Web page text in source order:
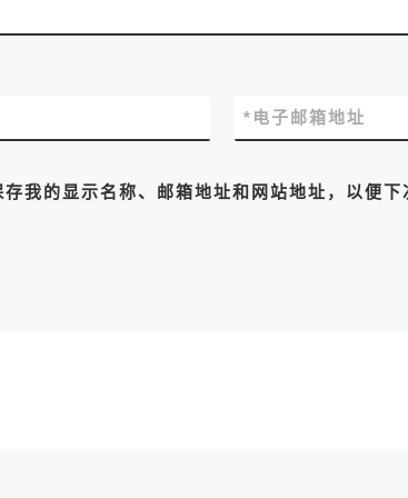
电子邮箱地址
*
我的显示名称、邮箱地址和网站地址，以便下